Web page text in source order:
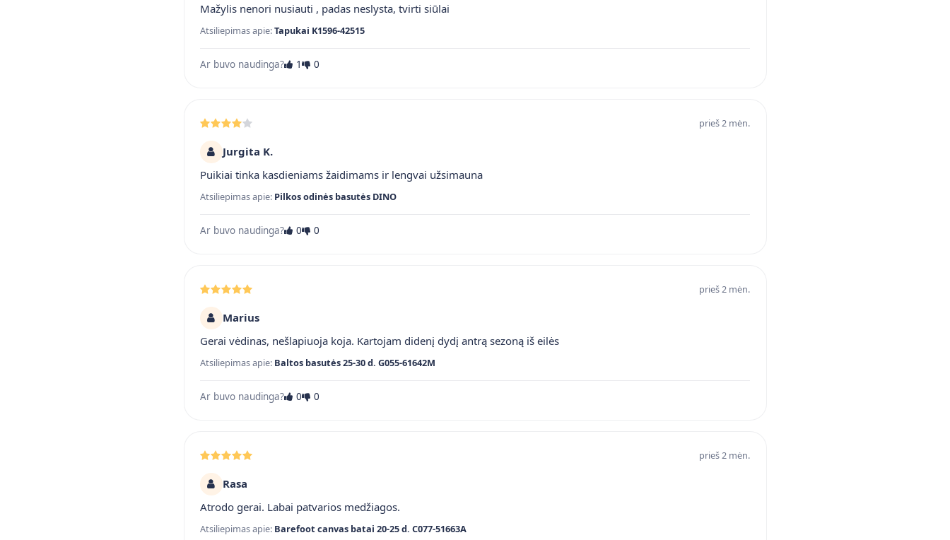
Mažylis nenori nusiauti , padas neslysta, tvirti siūlai
Atsiliepimas apie:Tapukai K1596-42515
Ar buvo naudinga? 1 0
prieš 2 mėn.
Jurgita K.
Puikiai tinka kasdieniams žaidimams ir lengvai užsimauna
Atsiliepimas apie: Pilkos odinės basutės DINO
Ar buvo naudinga? 0 0
prieš 2 mėn.
Marius
Gerai vėdinas, nešlapiuoja koja. Kartojam didenį dydį antrą sezoną iš eilės
Atsiliepimas apie: Baltos basutės 25-30 d. G055-61642M
Ar buvo naudinga? 0 0
prieš 2 mėn.
Rasa
Atrodo gerai. Labai patvarios medžiagos.
Atsiliepimas apie: Barefoot canvas batai 20-25 d. C077-51663A